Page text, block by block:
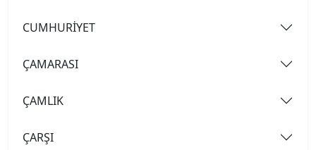
CUMHURİYET
ÇAMARASI
ÇAMLIK
ÇARŞI